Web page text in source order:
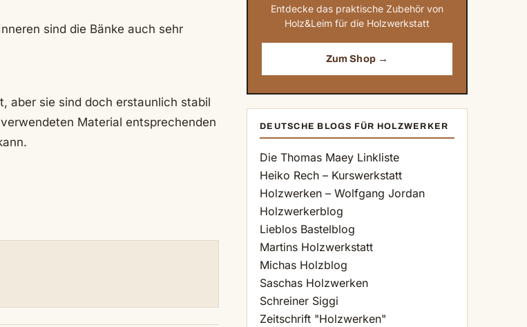
sind die Bänke auch sehr
aber sie sind doch erstaunlich stabil
Material entsprechenden
Entdecke das praktische Zubehör von
Holz&Leim für die Holzwerkstatt
Zum Shop →
DEUTSCHE BLOGS FÜR HOLZWERKER
Die Thomas Maey Linkliste
Heiko Rech – Kurswerkstatt
Holzwerken – Wolfgang Jordan
Holzwerkerblog
Lieblos Bastelblog
Martins Holzwerkstatt
Michas Holzblog
Saschas Holzwerken
Schreiner Siggi
Zeitschrift "Holzwerken"